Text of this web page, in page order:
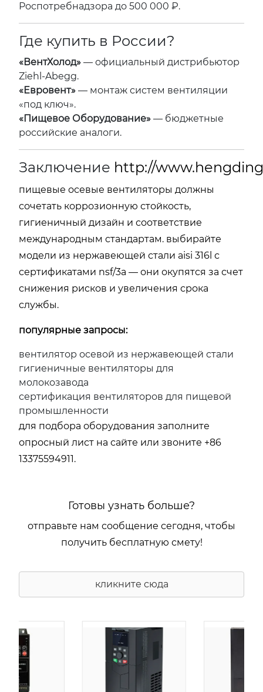
Роспотребнадзора до 500 000 ₽.
Где купить в России?
«ВентХолод» — официальный дистрибьютор
Ziehl-Abegg.
«Евровент» — монтаж систем вентиляции
«под ключ».
«Пищевое Оборудование» — бюджетные
российские аналоги.
Заключение http://
пищевые осевые вентиляторы должны
сочетать коррозионную стойкость,
гигиеничный дизайн и соответствие
международным стандартам. выбирайте
модели из нержавеющей стали aisi 316l с
сертификатами nsf/3a — они окупятся за счет
снижения рисков и увеличения срока
службы.
популярные запросы:
вентилятор осевой из нержавеющей стали
гигиеничные вентиляторы для
молокозавода
сертификация вентиляторов для пищевой
промышленности
для подбора оборудования заполните
опросный лист на сайте или звоните +86
13375594911.
Готовы узнать больше?
отправьте нам сообщение сегодня, чтобы
получить бесплатную смету!
кликните сюда